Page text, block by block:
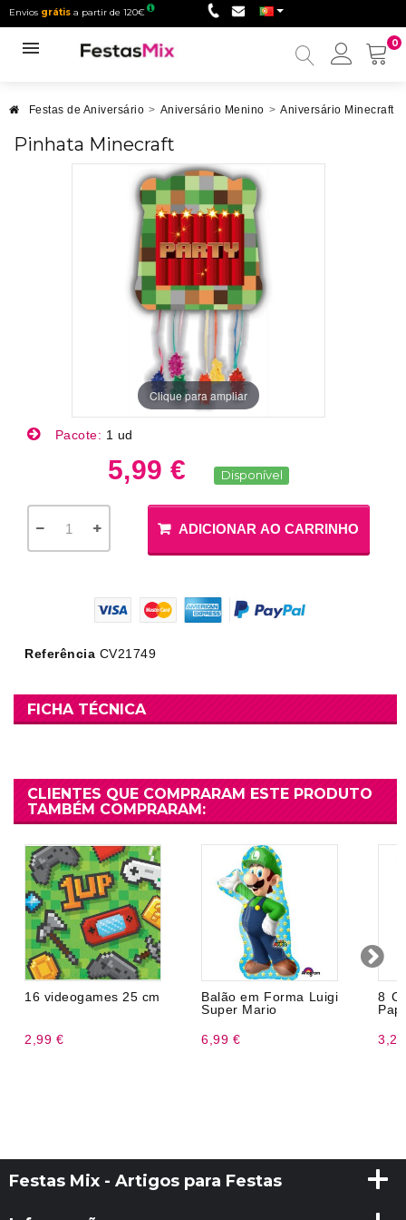
Envios grátis a partir de 120€
0
Minha
Festas de Aniversário > Aniversário Menino > Aniversário Minecraft
Pinhata Minecraft
Clique para ampliar
Pacote: 1 ud
5,99 € Disponível
ADICIONAR AO CARRINHO
Referência CV21749
FICHA TÉCNICA
CLIENTES QUE COMPRARAM ESTE PRODUTO
TAMBÉM COMPRARAM:
16 videogames 25 cm
2,99 €
Balão em Forma Luigi
Super Mario
6,99 €
8
Festas Mix - Artigos para Festas